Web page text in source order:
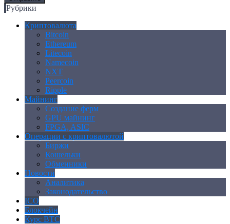
Рубрики
Криптовалюта
Bitcoin
Ethereum
Litecoin
Namecoin
NXT
Peercoin
Ripple
Майнинг
Создание ферм
GPU майнинг
FPGA, ASIC
Операции с криптовалютой
Биржи
Кошельки
Обменники
Новости
Аналитика
Законодательство
ICO
Блокчейн
Курс BTC